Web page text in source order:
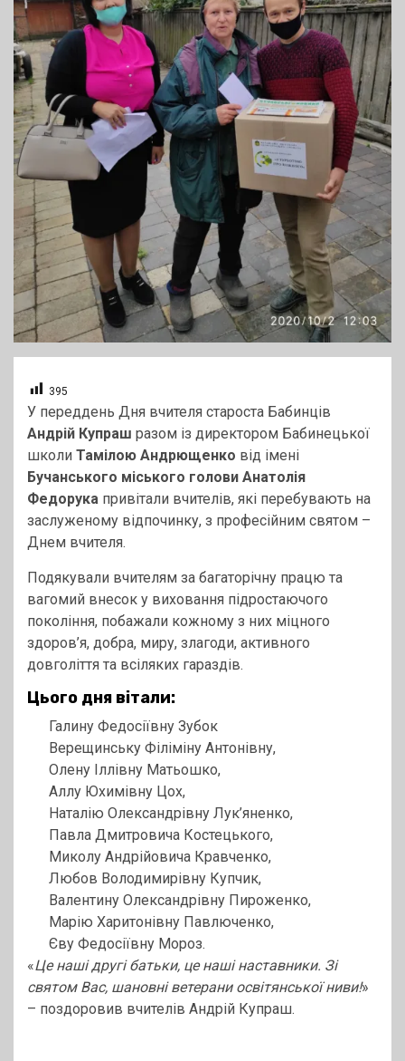
395
У переддень Дня вчителя староста Бабинців
Андрій Купраш разом із директором Бабинецької
школи Тамілою Андрющенко від імені
Бучанського міського голови Анатолія
Федорука привітали вчителів, які перебувають на
заслуженому відпочинку, з професійним святом –
Днем вчителя.
Подякували вчителям за багаторічну працю та
вагомий внесок у виховання підростаючого
покоління, побажали кожному з них міцного
здоров’я, добра, миру, злагоди, активного
довголіття та всіляких гараздів.
Цього дня вітали:
Галину Федосіївну Зубок
Верещинську Філіміну Антонівну,
Олену Іллівну Матьошко,
Аллу Юхимівну Цох,
Наталію Олександрівну Лук’яненко,
Павла Дмитровича Костецького,
Миколу Андрійовича Кравченко,
Любов Володимирівну Купчик,
Валентину Олександрівну Пироженко,
Марію Харитонівну Павлюченко,
Єву Федосіївну Мороз.
«Це наші другі батьки, це наші наставники. Зі
святом Вас, шановні ветерани освітянської ниви!»
– поздоровив вчителів Андрій Купраш.